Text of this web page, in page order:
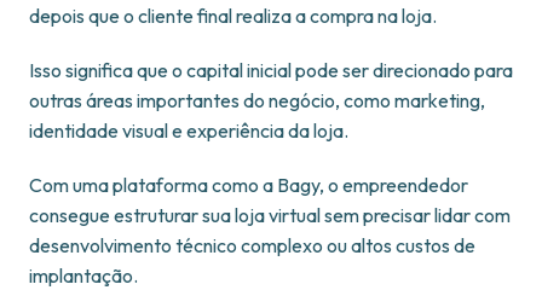
depois que o cliente final realiza a compra na loja.
Isso significa que o capital inicial pode ser direcionado para
outras áreas importantes do negócio, como marketing,
identidade visual e experiência da loja.
Com uma plataforma como a Bagy, o empreendedor
consegue estruturar sua loja virtual sem precisar lidar com
desenvolvimento técnico complexo ou altos custos de
implantação.